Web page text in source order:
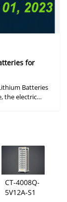
for
Batteries
the electric
CT-4008Q-
5V12A-S1